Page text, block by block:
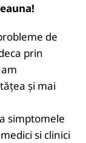
de
prin
și mai
simptomele
si clinici